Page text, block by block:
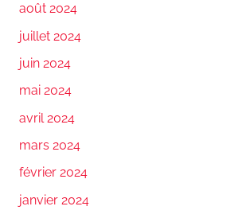
août 2024
juillet 2024
juin 2024
mai 2024
avril 2024
mars 2024
février 2024
janvier 2024